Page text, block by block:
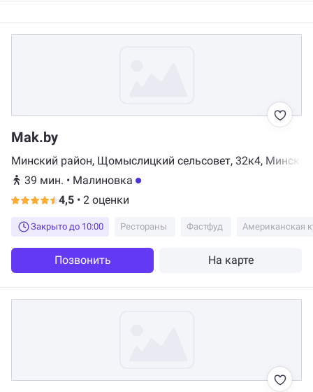
Mak.by
Минский район, Щомыслицкий сельсовет, 32к4, Минск
39 мин. • Малиновка
4,5 • 2 оценки
Закрыто до 10:00 Рестораны Фастфуд Американская
Позвонить На карте